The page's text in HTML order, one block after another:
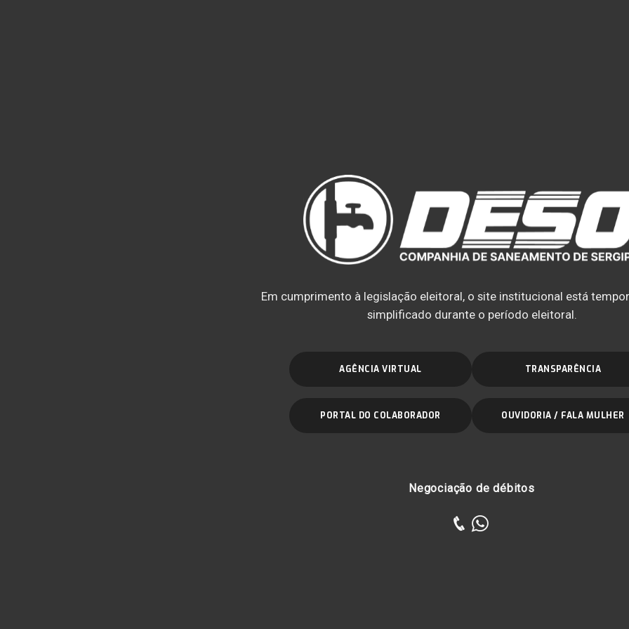
Em cumprimento à legislação eleitoral, o site institucional está
simplificado durante o período eleitoral.
AGÊNCIA VIRTUAL TRANSPARÊNCIA
PORTAL DO COLABORADOR OUVIDORIA / FALA MULHER
Negociação de débitos